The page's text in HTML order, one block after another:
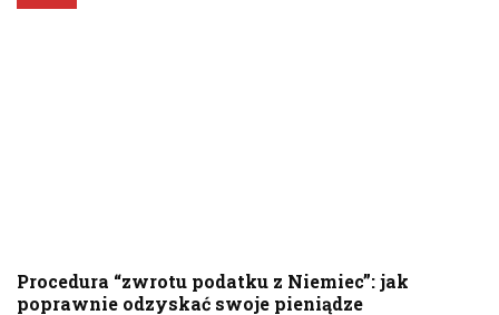
Procedura “zwrotu podatku z Niemiec”: jak
poprawnie odzyskać swoje pieniądze